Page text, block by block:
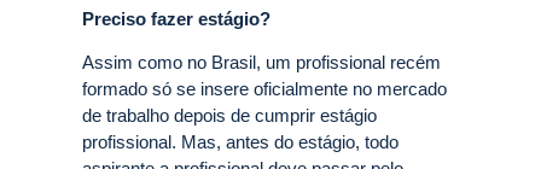
Preciso fazer estágio?
Assim como no Brasil, um profissional recém
formado só se insere oficialmente no mercado
de trabalho depois de cumprir estágio
profissional. Mas, antes do estágio, todo